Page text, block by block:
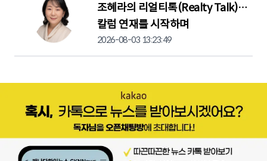
조혜라의 리얼티톡(Realty Talk)…
칼럼 연재를 시작하며
2026-08-03 13:23:49